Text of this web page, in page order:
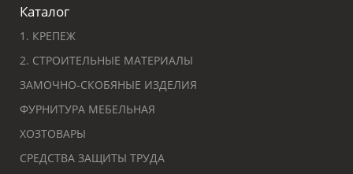
Каталог
1. КРЕПЕЖ
2. СТРОИТЕЛЬНЫЕ МАТЕРИАЛЫ
ЗАМОЧНО-СКОБЯНЫЕ ИЗДЕЛИЯ
ФУРНИТУРА МЕБЕЛЬНАЯ
ХОЗТОВАРЫ
СРЕДСТВА ЗАЩИТЫ ТРУДА